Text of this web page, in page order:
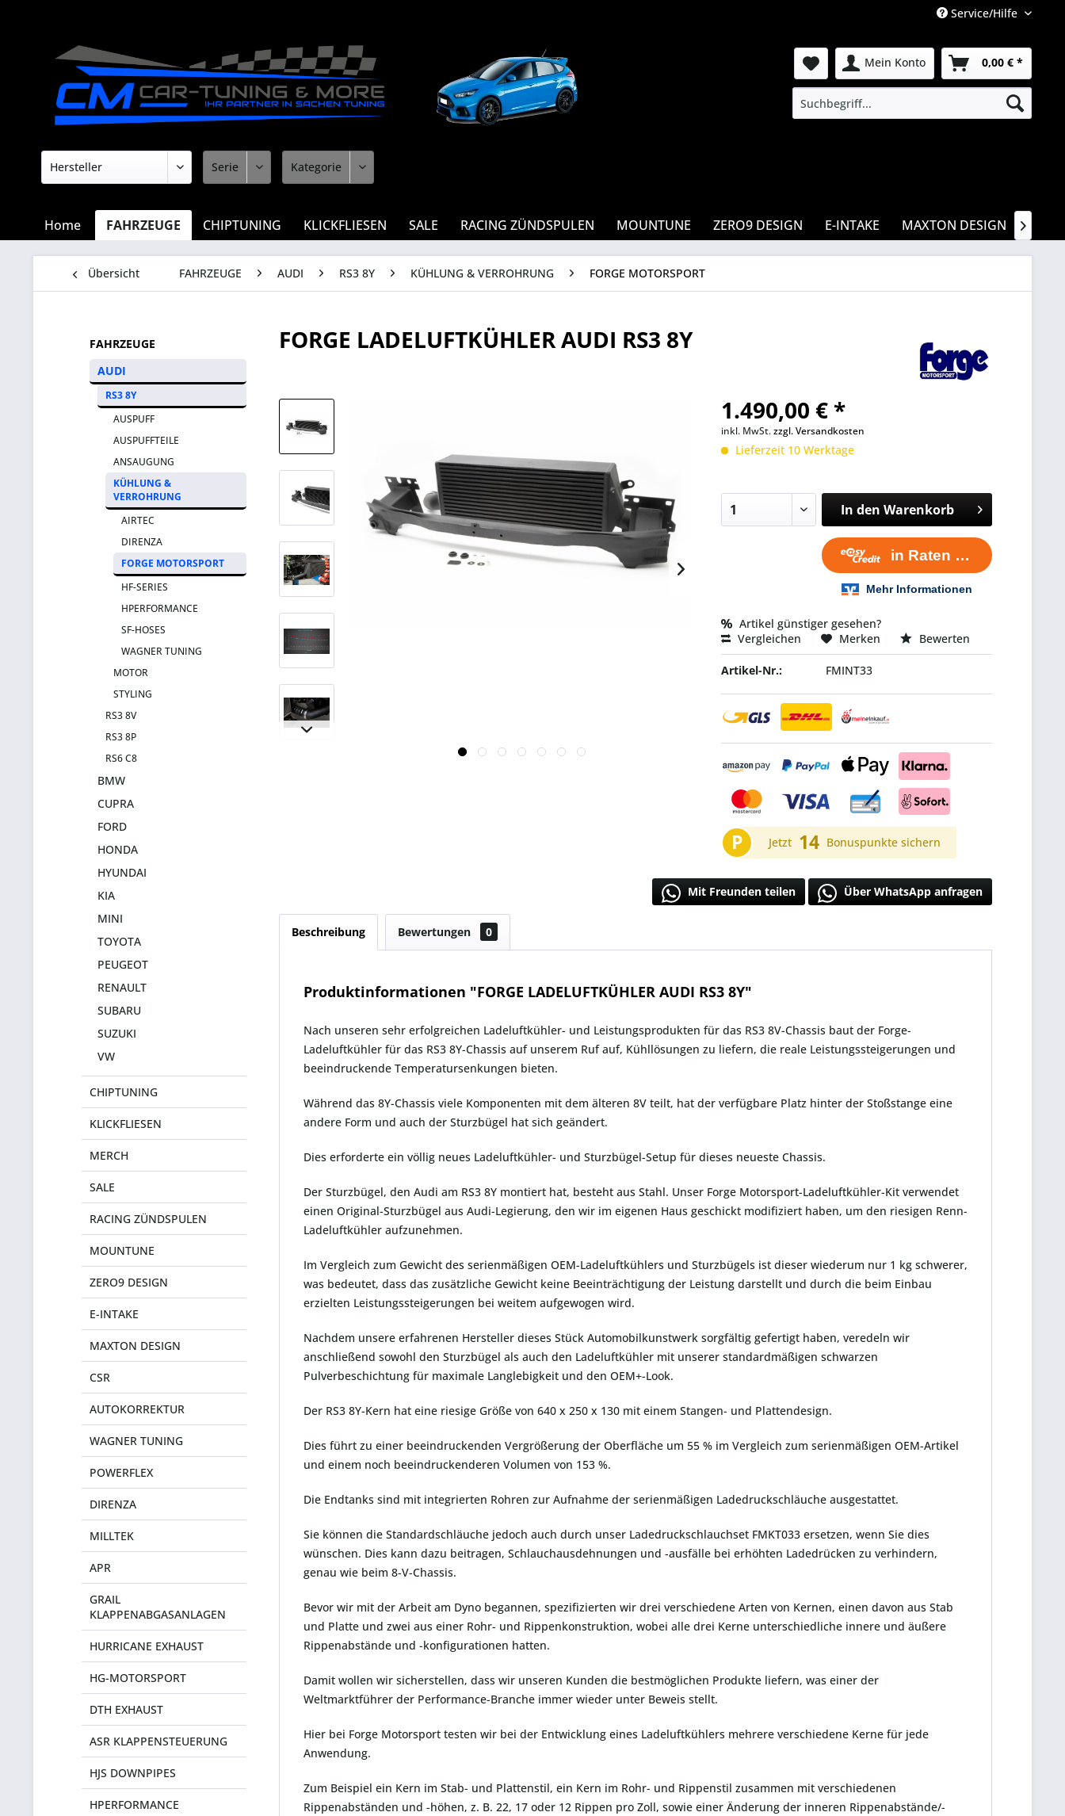
Service/Hilfe
Mein Konto 0,00 € *
Home FAHRZEUGE CHIPTUNING KLICKFLIESEN SALE RACING ZÜNDSPULEN MOUNTUNE ZERO9 DESIGN E-INTAKE MAXTON DESIGN 
Übersicht FAHRZEUGE AUDI RS3 8Y KÜHLUNG & VERROHRUNG FORGE MOTORSPORT
FAHRZEUGE
AUDI
RS3 8Y
AUSPUFF
AUSPUFFTEILE
ANSAUGUNG
KÜHLUNG &
VERROHRUNG
AIRTEC
DIRENZA
FORGE MOTORSPORT
HF-SERIES
HPERFORMANCE
SF-HOSES
WAGNER TUNING
MOTOR
STYLING
RS3 8V
RS3 8P
RS6 C8
BMW
CUPRA
FORD
HONDA
HYUNDAI
KIA
MINI
TOYOTA
PEUGEOT
RENAULT
SUBARU
SUZUKI
VW
CHIPTUNING
KLICKFLIESEN
MERCH
SALE
RACING ZÜNDSPULEN
MOUNTUNE
ZERO9 DESIGN
E-INTAKE
MAXTON DESIGN
CSR
AUTOKORREKTUR
WAGNER TUNING
POWERFLEX
DIRENZA
MILLTEK
APR
GRAIL
KLAPPENABGASANLAGEN
HURRICANE EXHAUST
HG-MOTORSPORT
DTH EXHAUST
ASR KLAPPENSTEUERUNG
HJS DOWNPIPES
HPERFORMANCE
FORGE LADELUFTKÜHLER AUDI RS3 8Y
1.490,00 € *
inkl. MwSt.zzgl. Versandkosten
Lieferzeit 10 Werktage
In den Warenkorb
Artikel günstiger gesehen?
Vergleichen
Merken Bewerten
Artikel-Nr.: FMINT33
P Jetzt 14 Bonuspunkte sichern
Mit Freunden teilen Über WhatsApp anfragen
Beschreibung Bewertungen 0
Produktinformationen "FORGE LADELUFTKÜHLER AUDI RS3 8Y"
Nach unseren sehr erfolgreichen Ladeluftkühler- und Leistungsprodukten für das RS3 8V-Chassis baut der Forge-
Ladeluftkühler für das RS3 8Y-Chassis auf unserem Ruf auf, Kühllösungen zu liefern, die reale Leistungssteigerungen und
beeindruckende Temperatursenkungen bieten.
Während das 8Y-Chassis viele Komponenten mit dem älteren 8V teilt, hat der verfügbare Platz hinter der Stoßstange eine
andere Form und auch der Sturzbügel hat sich geändert.
Dies erforderte ein völlig neues Ladeluftkühler- und Sturzbügel-Setup für dieses neueste Chassis.
Der Sturzbügel, den Audi am RS3 8Y montiert hat, besteht aus Stahl. Unser Forge Motorsport-Ladeluftkühler-Kit verwendet
einen Original-Sturzbügel aus Audi-Legierung, den wir im eigenen Haus geschickt modifiziert haben, um den riesigen Renn-
Ladeluftkühler aufzunehmen.
Im Vergleich zum Gewicht des serienmäßigen OEM-Ladeluftkühlers und Sturzbügels ist dieser wiederum nur 1 kg schwerer,
was bedeutet, dass das zusätzliche Gewicht keine Beeinträchtigung der Leistung darstellt und durch die beim Einbau
erzielten Leistungssteigerungen bei weitem aufgewogen wird.
Nachdem unsere erfahrenen Hersteller dieses Stück Automobilkunstwerk sorgfältig gefertigt haben, veredeln wir
anschließend sowohl den Sturzbügel als auch den Ladeluftkühler mit unserer standardmäßigen schwarzen
Pulverbeschichtung für maximale Langlebigkeit und den OEM+-Look.
Der RS3 8Y-Kern hat eine riesige Größe von 640 x 250 x 130 mit einem Stangen- und Plattendesign.
Dies führt zu einer beeindruckenden Vergrößerung der Oberfläche um 55 % im Vergleich zum serienmäßigen OEM-Artikel
und einem noch beeindruckenderen Volumen von 153 %.
Die Endtanks sind mit integrierten Rohren zur Aufnahme der serienmäßigen Ladedruckschläuche ausgestattet.
Sie können die Standardschläuche jedoch auch durch unser Ladedruckschlauchset FMKT033 ersetzen, wenn Sie dies
wünschen. Dies kann dazu beitragen, Schlauchausdehnungen und -ausfälle bei erhöhten Ladedrücken zu verhindern,
genau wie beim 8-V-Chassis.
Bevor wir mit der Arbeit am Dyno begannen, spezifizierten wir drei verschiedene Arten von Kernen, einen davon aus Stab
und Platte und zwei aus einer Rohr- und Rippenkonstruktion, wobei alle drei Kerne unterschiedliche innere und äußere
Rippenabstände und -konfigurationen hatten.
Damit wollen wir sicherstellen, dass wir unseren Kunden die bestmöglichen Produkte liefern, was einer der
Weltmarktführer der Performance-Branche immer wieder unter Beweis stellt.
Hier bei Forge Motorsport testen wir bei der Entwicklung eines Ladeluftkühlers mehrere verschiedene Kerne für jede
Anwendung.
Zum Beispiel ein Kern im Stab- und Plattenstil, ein Kern im Rohr- und Rippenstil zusammen mit verschiedenen
Rippenabständen und -höhen, z. B. 22, 17 oder 12 Rippen pro Zoll, sowie einer Änderung der inneren Rippenabstände/-